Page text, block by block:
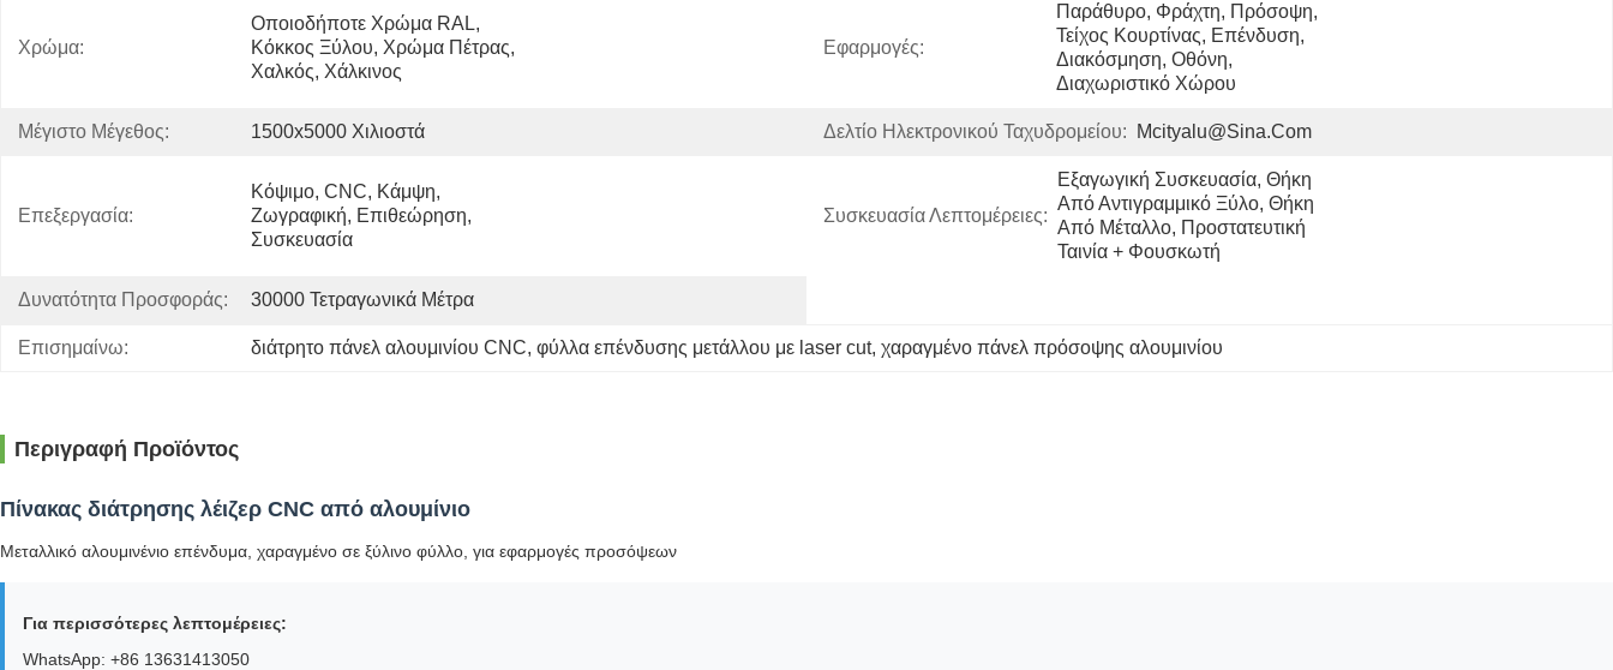
Χρώμα:
Οποιοδήποτε Χρώμα RAL,
Κόκκος Ξύλου, Χρώμα Πέτρας,
Χαλκός, Χάλκινος
Εφαρμογές:
Παράθυρο, Φράχτη, Πρόσοψη,
Τείχος Κουρτίνας, Επένδυση,
Διακόσμηση, Οθόνη,
Διαχωριστικό Χώρου
Μέγιστο Μέγεθος: 1500x5000 Χιλιοστά Δελτίο Ηλεκτρονικού Ταχυδρομείου: Mcityalu@sina.com
Επεξεργασία:
Κόψιμο, CNC, Κάμψη,
Ζωγραφική, Επιθεώρηση,
Συσκευασία
Συσκευασία Λεπτομέρειες:
Εξαγωγική Συσκευασία, Θήκη
Από Αντιγραμμικό Ξύλο, Θήκη
Από Μέταλλο, Προστατευτική
Ταινία + Φουσκωτή
Δυνατότητα Προσφοράς: 30000 Τετραγωνικά Μέτρα
Επισημαίνω: διάτρητο πάνελ αλουμινίου CNC, φύλλα επένδυσης μετάλλου με laser cut, χαραγμένο πάνελ πρόσοψης αλουμινίου
Περιγραφή Προϊόντος
Πίνακας διάτρησης λέιζερ CNC από αλουμίνιο
Μεταλλικό αλουμινένιο επένδυμα, χαραγμένο σε ξύλινο φύλλο, για εφαρμογές προσόψεων
Για περισσότερες λεπτομέρειες:
WhatsApp: +86 13631413050